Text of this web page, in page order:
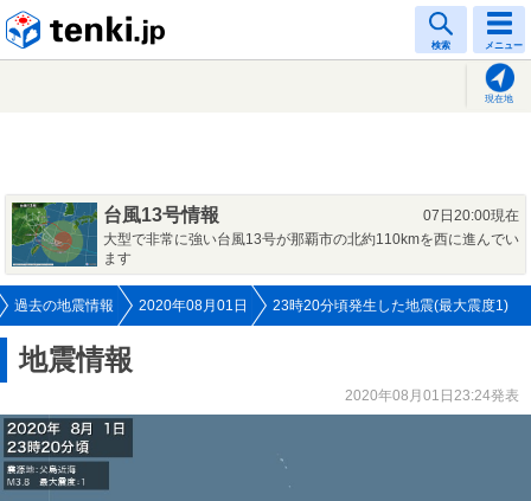
検索 メニュー
現在地
台風13号情報
07日20:00現在
大型で非常に強い台風13号が那覇市の北約110kmを西に進んでい
ます
過去の地震情報 2020年08月01日 23時20分頃発生した地震(最大震度1)
地震情報
2020年08月01日23:24発表